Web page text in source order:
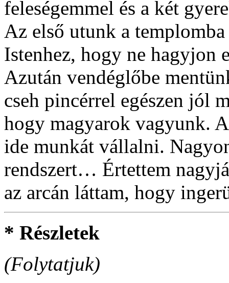
feleségemmel és a két
Az első utunk a
Istenhez, hogy ne
Azután vendéglőbe
cseh pincérrel egészen jól
hogy magyarok vagyunk.
ide munkát vállalni.
rendszert… Értettem
az arcán láttam, hogy
* Részletek
(Folytatjuk)